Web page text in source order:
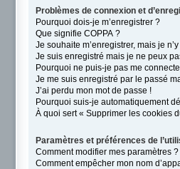
Problèmes de connexion et
Pourquoi dois-je m’enregistrer ?
Que signifie COPPA ?
Je souhaite m’enregistrer, mais je
Je suis enregistré mais je ne peux
Pourquoi ne puis-je pas me
Je me suis enregistré par le passé
J’ai perdu mon mot de passe !
Pourquoi suis-je automatiquement
À quoi sert « Supprimer les cookies
Paramètres et préférences de
Comment modifier mes paramètres ?
Comment empêcher mon nom